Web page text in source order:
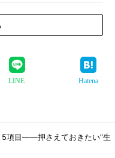
LINE Hatena
5項目――押さえておきたい“生